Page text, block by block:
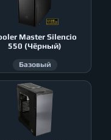
Master Silencio
550 (Чёрный)
Базовый